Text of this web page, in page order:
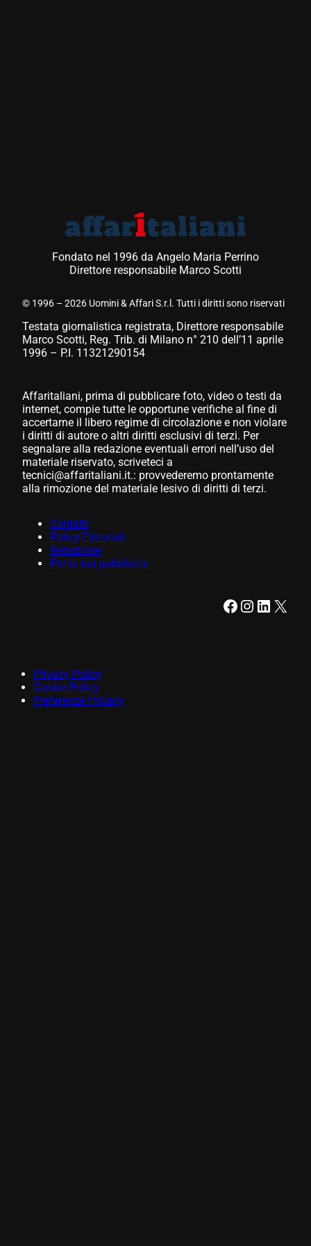
Fondato nel 1996 da Angelo Maria Perrino
Direttore responsabile Marco Scotti
© 1996 – 2026 Uomini & Affari S.r.l. Tutti i diritti sono riservati
Testata giornalistica registrata, Direttore responsabile
Marco Scotti, Reg. Trib. di Milano n° 210 dell’11 aprile
1996 – P.I. 11321290154
Affaritaliani, prima di pubblicare foto, video o testi da
internet, compie tutte le opportune verifiche al fine di
accertarne il libero regime di circolazione e non violare
i diritti di autore o altri diritti esclusivi di terzi. Per
segnalare alla redazione eventuali errori nell’uso del
materiale riservato, scriveteci a
tecnici@affaritaliani.it.: provvederemo prontamente
alla rimozione del materiale lesivo di diritti di terzi.
Contatti
Policy Editoriali
Redazione
Per la tua pubblicità
Facebook Instagram LinkedIn X
Privacy Policy
Cookie Policy
Preferenze Privacy